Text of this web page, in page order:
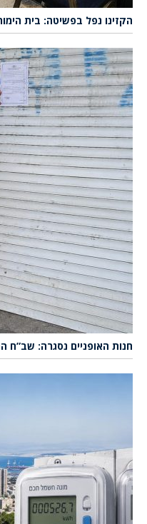
הקזינו נפל בפשיטה: בית
חנות האופניים נסגרה: